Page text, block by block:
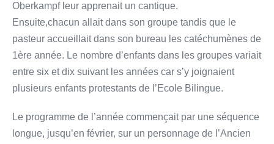
Oberkampf leur apprenait un cantique.
Ensuite,chacun allait dans son groupe tandis que le
pasteur accueillait dans son bureau les catéchumènes de
1ère année. Le nombre d’enfants dans les groupes variait
entre six et dix suivant les années car s’y joignaient
plusieurs enfants protestants de l’Ecole Bilingue.
Le programme de l’année commençait par une séquence
longue, jusqu’en février, sur un personnage de l’Ancien